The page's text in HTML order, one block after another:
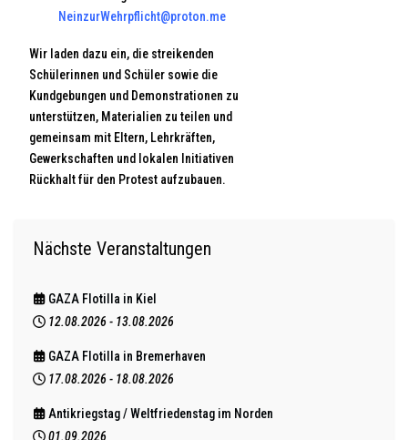
NeinzurWehrpflicht@proton.me
Wir laden dazu ein, die streikenden
Schülerinnen und Schüler sowie die
Kundgebungen und Demonstrationen zu
unterstützen, Materialien zu teilen und
gemeinsam mit Eltern, Lehrkräften,
Gewerkschaften und lokalen Initiativen
Rückhalt für den Protest aufzubauen.
Nächste Veranstaltungen
GAZA Flotilla in Kiel
12.08.2026 - 13.08.2026
GAZA Flotilla in Bremerhaven
17.08.2026 - 18.08.2026
Antikriegstag / Weltfriedenstag im Norden
01.09.2026